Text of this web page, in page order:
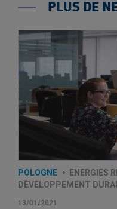
PLUS DE
POLOGNE
ENERGIES
DÉVELOPPEMENT
13/01/2021